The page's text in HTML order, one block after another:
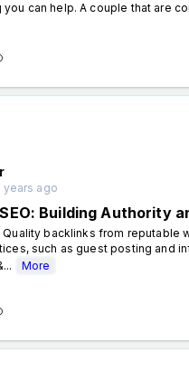
you can help. A couple that are
years ago
Building Authority
Quality backlinks from
such as guest posting and
More